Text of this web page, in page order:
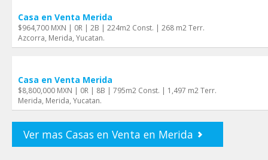
Casa en Venta Merida
$964,700 MXN | 0R | 2B | 224m2 Const. | 268 m2 Terr.
Azcorra, Merida, Yucatan.
Casa en Venta Merida
$8,800,000 MXN | 0R | 8B | 795m2 Const. | 1,497 m2 Terr.
Merida, Merida, Yucatan.
Ver mas Casas en Venta en Merida